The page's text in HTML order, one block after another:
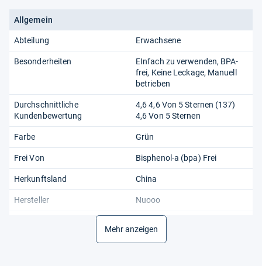
Allgemein
Abteilung Erwachsene
Besonderheiten
EInfach zu verwenden, BPA-
frei, Keine Leckage, Manuell
betrieben
Durchschnittliche
Kundenbewertung
4,6 4,6 Von 5 Sternen (137)
4,6 Von 5 Sternen
Farbe Grün
Frei Von Bisphenol-a (bpa) Frei
Herkunftsland China
Hersteller Nuooo
4,6 4,6 Von 5 Sternen
Mehr anzeigen